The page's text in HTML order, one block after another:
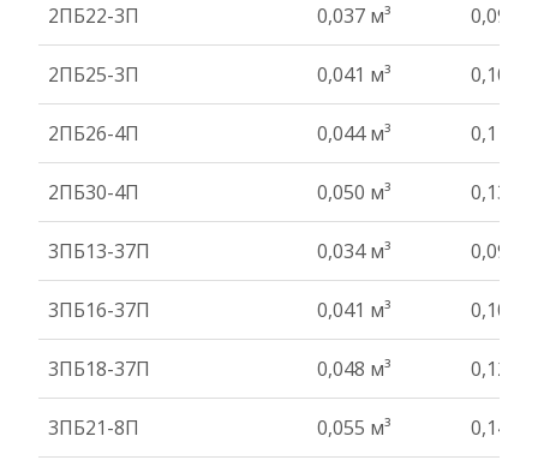
2ПБ22-3П 0,037 м³ 0,09 т
2ПБ25-3П 0,041 м³ 0,10 т
2ПБ26-4П 0,044 м³ 0,11 т
2ПБ30-4П 0,050 м³ 0,13 т
3ПБ13-37П 0,034 м³ 0,09 т
3ПБ16-37П 0,041 м³ 0,10 т
3ПБ18-37П 0,048 м³ 0,12 т
3ПБ21-8П 0,055 м³ 0,14 т